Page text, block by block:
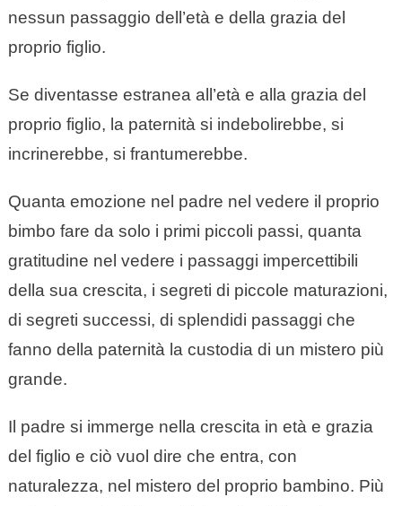
nessun passaggio dell’età e della grazia del
proprio figlio.
Se diventasse estranea all’età e alla grazia del
proprio figlio, la paternità si indebolirebbe, si
incrinerebbe, si frantumerebbe.
Quanta emozione nel padre nel vedere il proprio
bimbo fare da solo i primi piccoli passi, quanta
gratitudine nel vedere i passaggi impercettibili
della sua crescita, i segreti di piccole maturazioni,
di segreti successi, di splendidi passaggi che
fanno della paternità la custodia di un mistero più
grande.
Il padre si immerge nella crescita in età e grazia
del figlio e ciò vuol dire che entra, con
naturalezza, nel mistero del proprio bambino. Più